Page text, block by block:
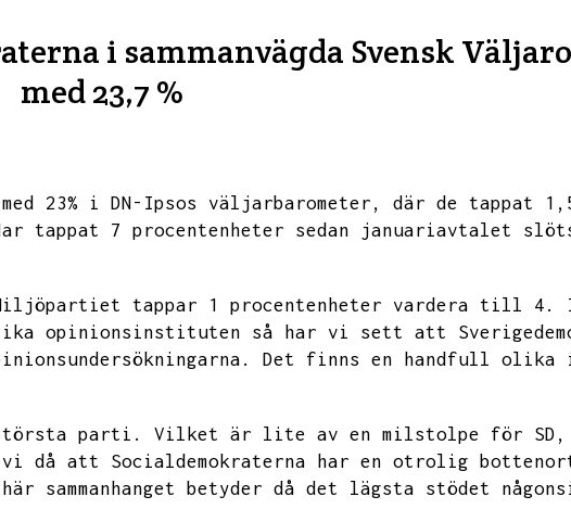
i sammanvägda Svensk
med 23,7 %
23% i DN-Ipsos väljarbarometer,
där de tappat
tappat 7 procentenheter sedan januariavtalet
tappar 1 procentenheter vardera till 4.
opinionsinstituten så har vi sett att
Det finns en handfull olika
parti. Vilket är lite av en milstolpe för SD,
då att Socialdemokraterna har en otrolig
sammanhanget betyder då det lägsta stödet